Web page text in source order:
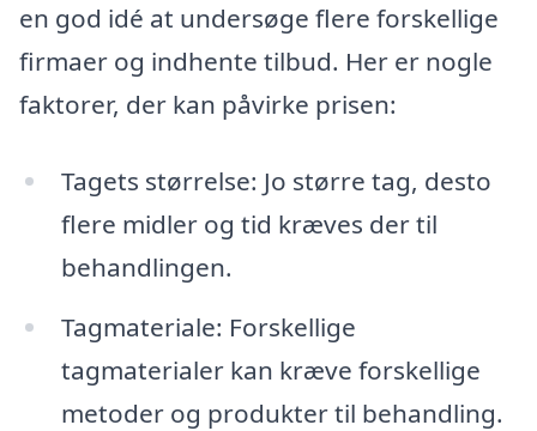
en god idé at undersøge flere forskellige
firmaer og indhente tilbud. Her er nogle
faktorer, der kan påvirke prisen:
Tagets størrelse: Jo større tag, desto
flere midler og tid kræves der til
behandlingen.
Tagmateriale: Forskellige
tagmaterialer kan kræve forskellige
metoder og produkter til behandling.